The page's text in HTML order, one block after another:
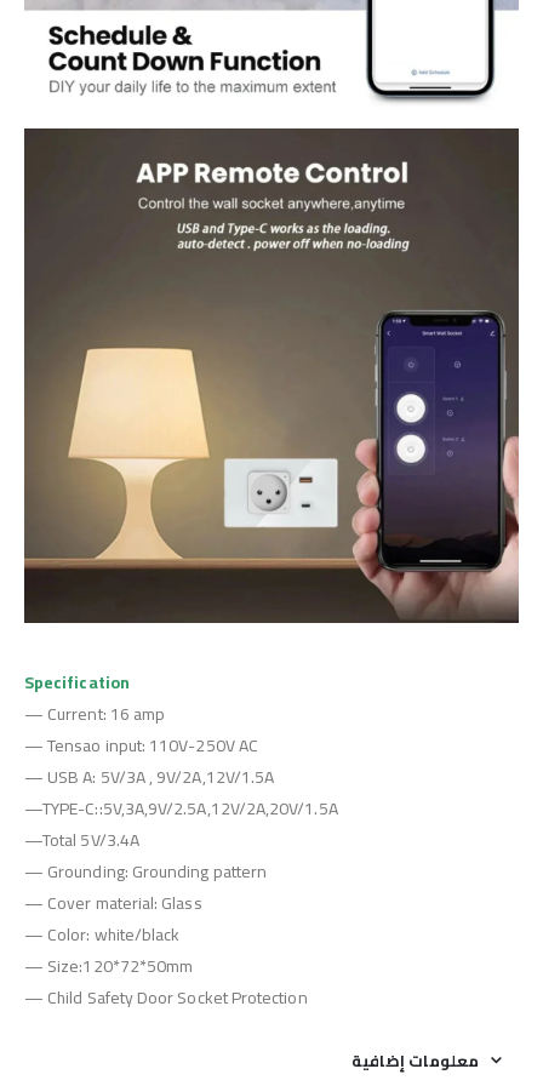
Specification
— Current: 16 amp
— Tensao input: 110V-250V AC
— USB A: 5V/3A , 9V/2A,12V/1.5A
—TYPE-C::5V,3A,9V/2.5A,12V/2A,20V/1.5A
—Total 5V/3.4A
— Grounding: Grounding pattern
— Cover material: Glass
— Color: white/black
— Size:120*72*50mm
— Child Safety Door Socket Protection
معلومات إضافية